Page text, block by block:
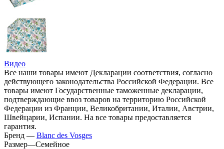
Видео
Все наши товары имеют Декларации соответствия, согласно
действующего законодательства Российской Федерации. Все
товары имеют Государственные таможенные декларации,
подтверждающие ввоз товаров на территорию Российской
Федерации из Франции, Великобритании, Италии, Австрии,
Швейцарии, Испании. На все товары предоставляется
гарантия.
Бренд — Blanc des Vosges
Размер—Семейное